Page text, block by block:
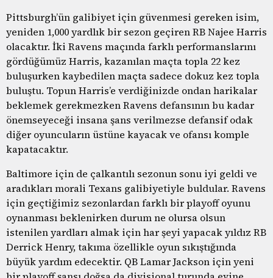
Pittsburgh’ün galibiyet için güvenmesi gereken isim,
yeniden 1,000 yardlık bir sezon geçiren RB Najee Harris
olacaktır. İki Ravens maçında farklı performanslarını
gördüğümüz Harris, kazanılan maçta topla 22 kez
buluşurken kaybedilen maçta sadece dokuz kez topla
buluştu. Topun Harris’e verdiğinizde ondan harikalar
beklemek gerekmezken Ravens defansının bu kadar
önemseyeceği insana şans verilmezse defansif odak
diğer oyuncuların üstüne kayacak ve ofansı komple
kapatacaktır.
Baltimore için de çalkantılı sezonun sonu iyi geldi ve
aradıkları morali Texans galibiyetiyle buldular. Ravens
için geçtiğimiz sezonlardan farklı bir playoff oyunu
oynanması beklenirken durum ne olursa olsun
istenilen yardları almak için har şeyi yapacak yıldız RB
Derrick Henry, takıma özellikle oyun sıkıştığında
büyük yardım edecektir. QB Lamar Jackson için yeni